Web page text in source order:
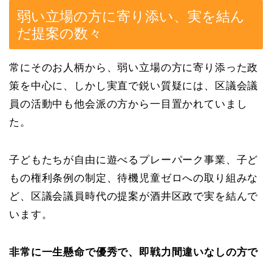
弱い立場の方に寄り添い、実を結ん
だ提案の数々
常にそのお人柄から、弱い立場の方に寄り添った政
策を中心に、しかし実直で鋭い質疑には、区議会議
員の活動中も他会派の方から一目置かれていまし
た。
子どもたちが自由に遊べるプレーパーク事業、子ど
もの権利条例の制定、待機児童ゼロへの取り組みな
ど、区議会議員時代の提案が酒井区政で実を結んで
います。
非常に一生懸命で優秀で、即戦力間違いなしの方で